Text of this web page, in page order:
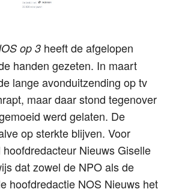
op 3 heeft de afgelopen
handen gezeten. In maart
lange avonduitzending op tv
maar daar stond tegenover
werd gelaten. De
op sterkte blijven. Voor
Nieuws Giselle
dat zowel de NPO als de
hoofdredactie NOS Nieuws het